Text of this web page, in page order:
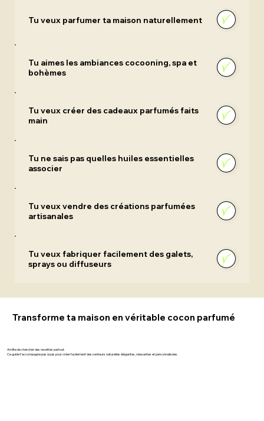
Tu veux parfumer ta maison naturellement
Tu aimes les ambiances cocooning, spa et
bohèmes
Tu veux créer des cadeaux parfumés faits
main
Tu ne sais pas quelles huiles essentielles
associer
Tu veux vendre des créations parfumées
artisanales
Tu veux fabriquer facilement des galets,
sprays ou diffuseurs
Transforme ta maison en véritable cocon parfumé
Arrête de chercher des recettes partout.
Ce guide t’accompagne pas à pas pour créer facilement des senteurs naturelles élégantes, relaxantes et personnalisées.